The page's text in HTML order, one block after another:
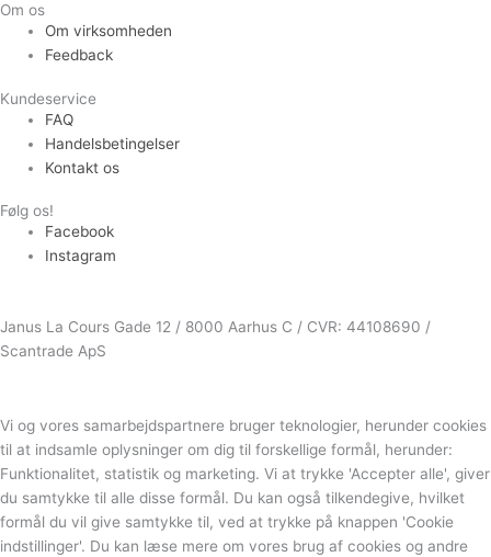
Om os
Om virksomheden
Feedback
Kundeservice
FAQ
Handelsbetingelser
Kontakt os
Følg os!
Facebook
Instagram
Janus La Cours Gade 12 / 8000 Aarhus C / CVR: 44108690 /
Scantrade ApS
Vi og vores samarbejdspartnere bruger teknologier, herunder cookies
til at indsamle oplysninger om dig til forskellige formål, herunder:
Funktionalitet, statistik og marketing. Vi at trykke 'Accepter alle', giver
du samtykke til alle disse formål. Du kan også tilkendegive, hvilket
formål du vil give samtykke til, ved at trykke på knappen 'Cookie
indstillinger'. Du kan læse mere om vores brug af cookies og andre